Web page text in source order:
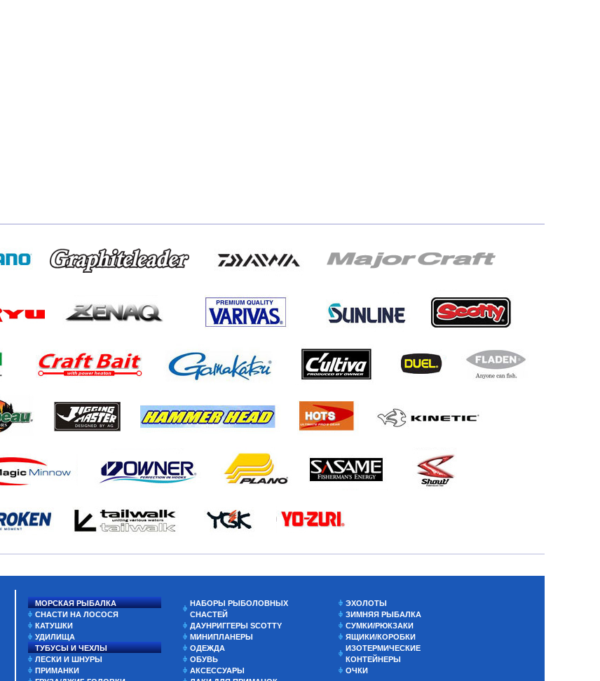
МОРСКАЯ РЫБАЛКА
СНАСТИ НА ЛОСОСЯ
КАТУШКИ
УДИЛИЩА
ТУБУСЫ И ЧЕХЛЫ
ЛЕСКИ И ШНУРЫ
ПРИМАНКИ
НАБОРЫ РЫБОЛОВНЫХ
СНАСТЕЙ
ДАУНРИГГЕРЫ SCOTTY
МИНИПЛАНЕРЫ
ОДЕЖДА
ОБУВЬ
АКСЕССУАРЫ
ЭХОЛОТЫ
ЗИМНЯЯ РЫБАЛКА
СУМКИ/РЮКЗАКИ
ЯЩИКИ/КОРОБКИ
ИЗОТЕРМИЧЕСКИЕ
КОНТЕЙНЕРЫ
ОЧКИ